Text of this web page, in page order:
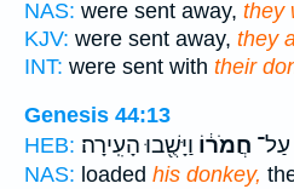
NAS: were sent away, they
KJV: were sent away, they
INT: were sent with their
Genesis 44:13
HEB:
חֲמֹר֔וֹ וַיָּשֻׁ֖בוּ הָעִֽירָה׃
NAS: loaded his donkey,